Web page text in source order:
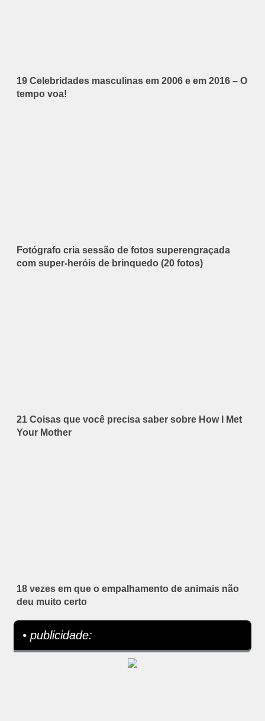
19 Celebridades masculinas em 2006 e em 2016 – O
tempo voa!
Fotógrafo cria sessão de fotos superengraçada
com super-heróis de brinquedo (20 fotos)
21 Coisas que você precisa saber sobre How I Met
Your Mother
18 vezes em que o empalhamento de animais não
deu muito certo
• publicidade: